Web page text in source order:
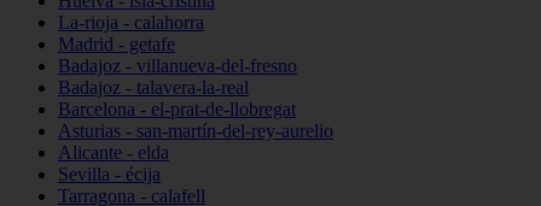
La-rioja - calahorra
Madrid - getafe
Badajoz - villanueva-del-fresno
Badajoz - talavera-la-real
Barcelona - el-prat-de-llobregat
Asturias - san-martín-del-rey-aurelio
Alicante - elda
Sevilla - écija
Tarragona - calafell